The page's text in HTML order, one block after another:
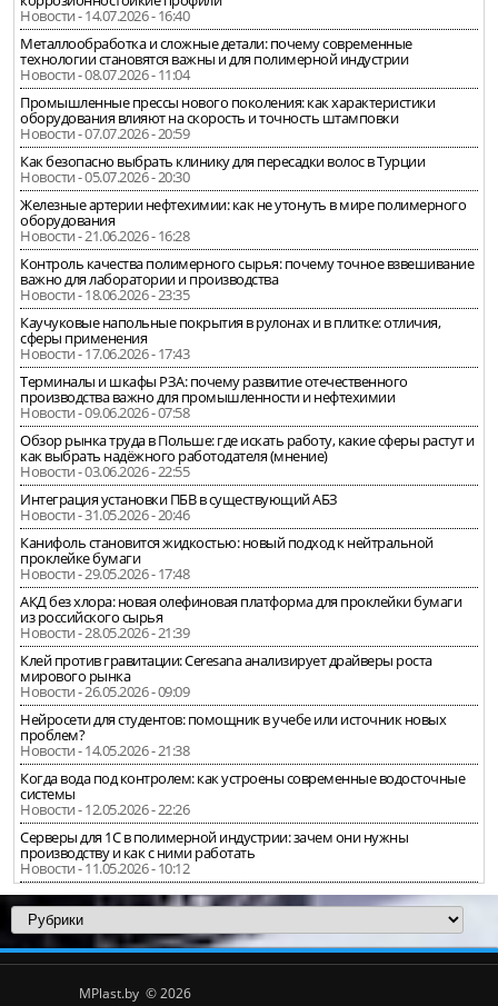
Новости - 14.07.2026 - 16:40
Металлообработка и сложные детали: почему современные
технологии становятся важны и для полимерной индустрии
Новости - 08.07.2026 - 11:04
Промышленные прессы нового поколения: как характеристики
оборудования влияют на скорость и точность штамповки
Новости - 07.07.2026 - 20:59
Как безопасно выбрать клинику для пересадки волос в Турции
Новости - 05.07.2026 - 20:30
Железные артерии нефтехимии: как не утонуть в мире полимерного
оборудования
Новости - 21.06.2026 - 16:28
Контроль качества полимерного сырья: почему точное взвешивание
важно для лаборатории и производства
Новости - 18.06.2026 - 23:35
Каучуковые напольные покрытия в рулонах и в плитке: отличия,
сферы применения
Новости - 17.06.2026 - 17:43
Терминалы и шкафы РЗА: почему развитие отечественного
производства важно для промышленности и нефтехимии
Новости - 09.06.2026 - 07:58
Обзор рынка труда в Польше: где искать работу, какие сферы растут и
как выбрать надёжного работодателя (мнение)
Новости - 03.06.2026 - 22:55
Интеграция установки ПБВ в существующий АБЗ
Новости - 31.05.2026 - 20:46
Канифоль становится жидкостью: новый подход к нейтральной
проклейке бумаги
Новости - 29.05.2026 - 17:48
АКД без хлора: новая олефиновая платформа для проклейки бумаги
из российского сырья
Новости - 28.05.2026 - 21:39
Клей против гравитации: Ceresana анализирует драйверы роста
мирового рынка
Новости - 26.05.2026 - 09:09
Нейросети для студентов: помощник в учебе или источник новых
проблем?
Новости - 14.05.2026 - 21:38
Когда вода под контролем: как устроены современные водосточные
системы
Новости - 12.05.2026 - 22:26
Серверы для 1С в полимерной индустрии: зачем они нужны
производству и как с ними работать
Новости - 11.05.2026 - 10:12
MPlast.by © 2026